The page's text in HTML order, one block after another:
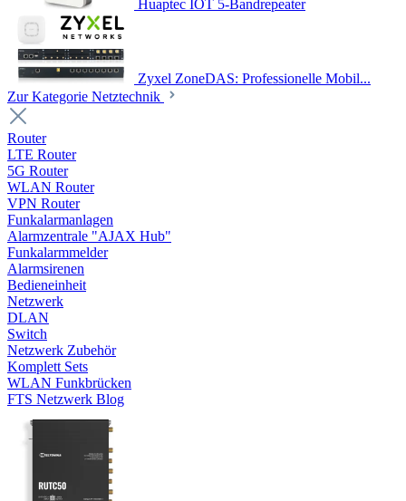
Huaptec IOT 5-Bandrepeater
Zyxel ZoneDAS: Professionelle Mobil...
Zur Kategorie Netztechnik
Router
LTE Router
5G Router
WLAN Router
VPN Router
Funkalarmanlagen
Alarmzentrale "AJAX Hub"
Funkalarmmelder
Alarmsirenen
Bedieneinheit
Netzwerk
DLAN
Switch
Netzwerk Zubehör
Komplett Sets
WLAN Funkbrücken
FTS Netzwerk Blog